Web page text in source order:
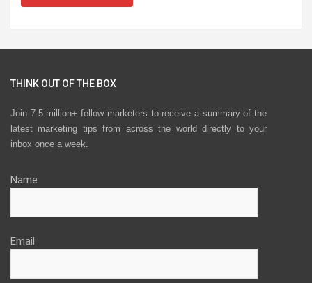
THINK OUT OF THE BOX
Join 7.5 million+ fellow marketers to receive a summary of the
latest marketing tips from across the world directly to your
inbox once a week.
Name
Email